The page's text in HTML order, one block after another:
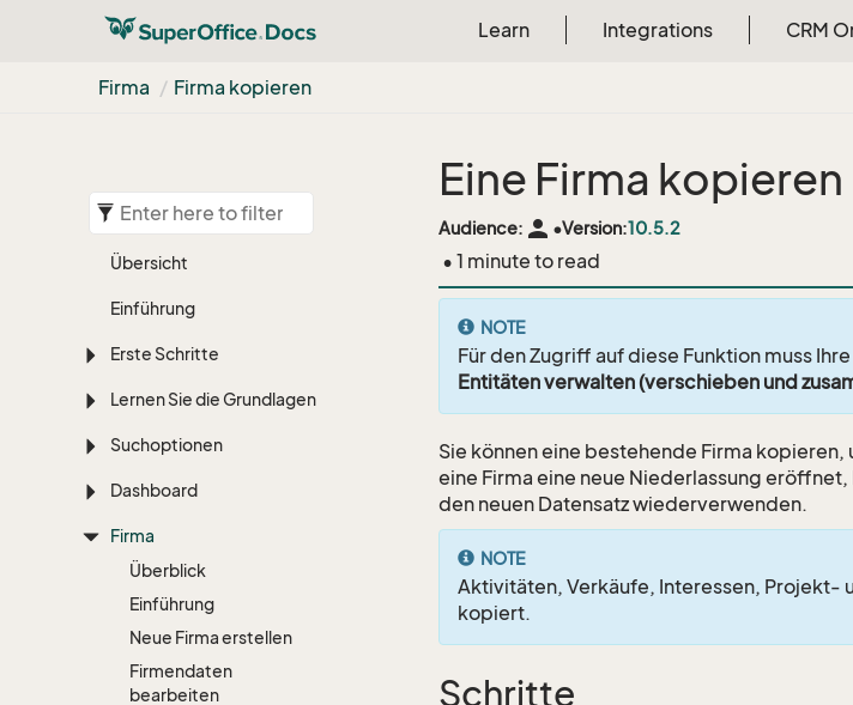
Learn Integrations CRM
Firma Firma kopieren
Übersicht
Einführung
Erste Schritte
Lernen Sie die Grundlagen
Suchoptionen
Dashboard
Firma
Überblick
Einführung
Neue Firma erstellen
Firmendaten
bearbeiten
Eine Firma kopieren
Audience: person •Version:10.5.2
• 1 minute to read
NOTE
Für den Zugriff auf diese Funktion muss
Entitäten verwalten (verschieben und
Sie können eine bestehende Firma
eine Firma eine neue Niederlassung
den neuen Datensatz wiederverwenden.
NOTE
Aktivitäten, Verkäufe, Interessen, Projekt-
kopiert.
Schritte